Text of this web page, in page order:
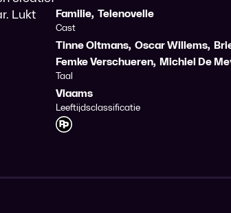
Lukt
Familie, Telenovelle
Cast
Tinne Oltmans, Oscar Willems,
Femke Verschueren, Michiel De
Taal
Vlaams
Leeftijdsclassificatie